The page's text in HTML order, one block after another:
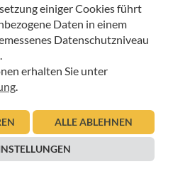
Palliativambulanz
für das Ehrenamt
einiger Cookies führt
Daten in einem
Datenschutzniveau
erhalten Sie unter
ALLE ABLEHNEN